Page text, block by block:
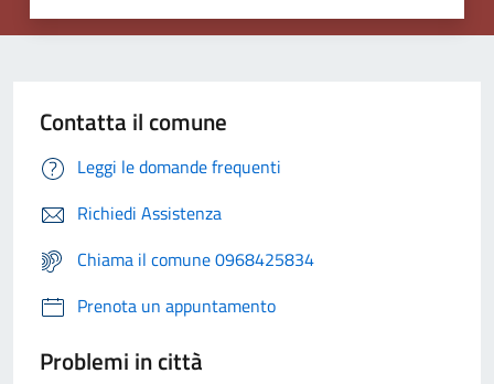
Contatta il comune
Leggi le domande frequenti
Richiedi Assistenza
Chiama il comune 0968425834
Prenota un appuntamento
Problemi in città